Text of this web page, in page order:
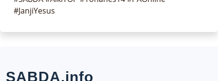
#JanjiYesus
SABDA.info